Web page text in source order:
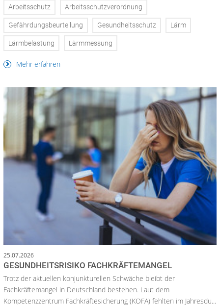
Arbeitsschutz Arbeitsschutzverordnung
Gefährdungsbeurteilung Gesundheitsschutz Lärm
Lärmbelastung Lärmmessung
Mehr erfahren
25.07.2026
GESUNDHEITSRISIKO FACHKRÄFTEMANGEL
Trotz der aktuellen konjunkturellen Schwäche bleibt der
Fachkräftemangel in Deutschland bestehen. Laut dem
Kompetenzzentrum Fachkräftesicherung (KOFA) fehlten im Jahresdu...